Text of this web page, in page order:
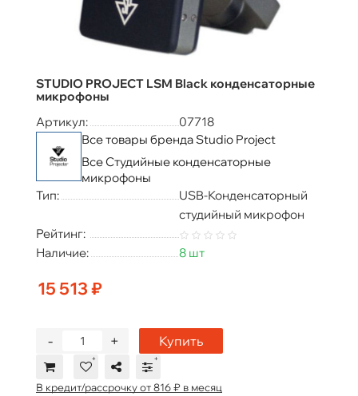
STUDIO PROJECT LSM Black конденсаторные
микрофоны
Артикул:
07718
Все товары бренда Studio Project
Все Студийные конденсаторные
микрофоны
Тип:
USB-Конденсаторный
студийный микрофон
Рейтинг:
Наличие:
8 шт
15 513 ₽
+
- Купить
В кредит/рассрочку от 816 ₽ в месяц